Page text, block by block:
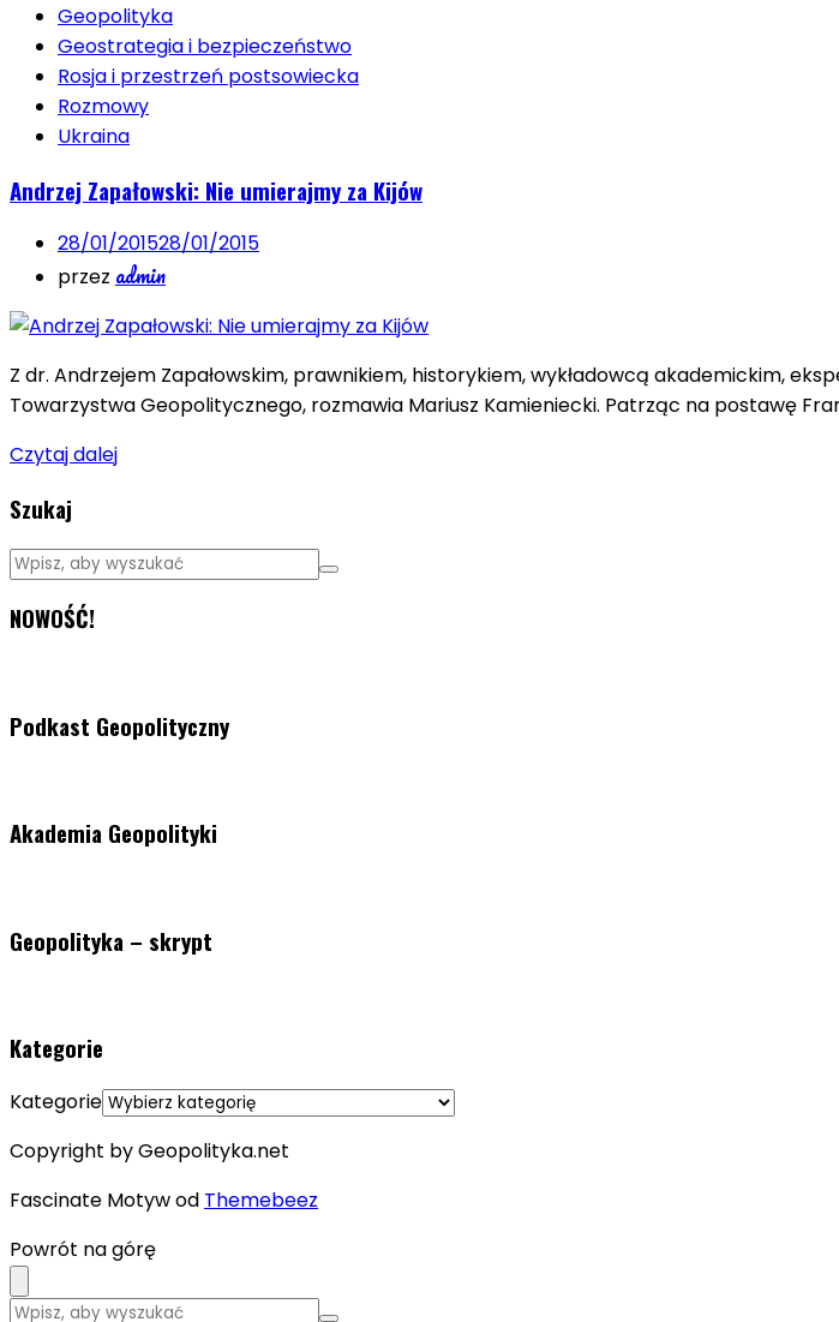
Geopolityka
Geostrategia i bezpieczeństwo
Rosja i przestrzeń postsowiecka
Rozmowy
Ukraina
Andrzej Zapałowski: Nie umierajmy za Kijów
28/01/201528/01/2015
przez admin
Z dr. Andrzejem Zapałowskim, prawnikiem, historykiem, wykładowcą akademickim,
Towarzystwa Geopolitycznego, rozmawia Mariusz Kamieniecki. Patrząc na postawę
Czytaj dalej
Szukaj
NOWOŚĆ!
Podkast Geopolityczny
Akademia Geopolityki
Geopolityka – skrypt
Kategorie
Kategorie
Copyright by Geopolityka.net
Fascinate Motyw od Themebeez
Powrót na górę